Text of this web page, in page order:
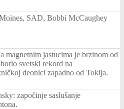
SAD, Bobbi McCaughey
magnetnim jastucima je brzinom od
svetski rekord na
deonici zapadno od Tokija.
započinje saslušanje